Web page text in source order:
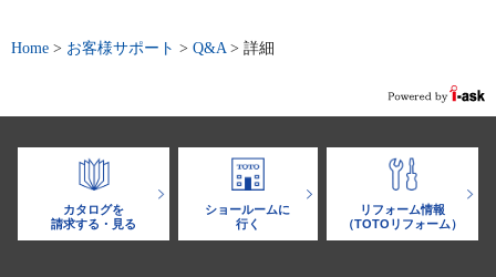
Home > お客様サポート > Q&A > 詳細
カタログを
請求する・見る
ショールームに
行く
リフォーム情報
（TOTOリフォーム）